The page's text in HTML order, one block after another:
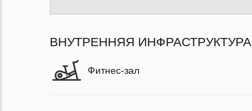
ВНУТРЕННЯЯ ИНФРАСТРУКТУРА
Фитнес-зал